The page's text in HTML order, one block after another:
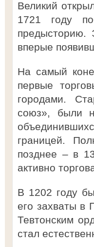
Великий
1721 году
предысторию.
вперые
На самый
первые
городами.
союз», были
границей.
позднее – в
активно
В 1202 году
его захваты в
Тевтонским
стал